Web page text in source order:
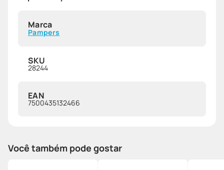
Marca
Pampers
SKU
28244
EAN
7500435132466
Você também pode gostar